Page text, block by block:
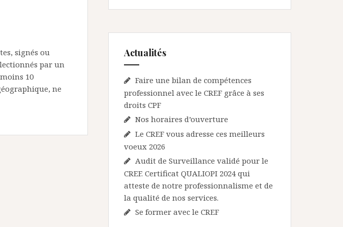
signés ou
par un
10
ne
Actualités
Faire une bilan de compétences
professionnel avec le CREF grâce à ses
droits CPF
Nos horaires d’ouverture
Le CREF vous adresse ces meilleurs
voeux 2026
Audit de Surveillance validé pour le
CREF. Certificat QUALIOPI 2024 qui
atteste de notre professionnalisme et de
la qualité de nos services.
Se former avec le CREF